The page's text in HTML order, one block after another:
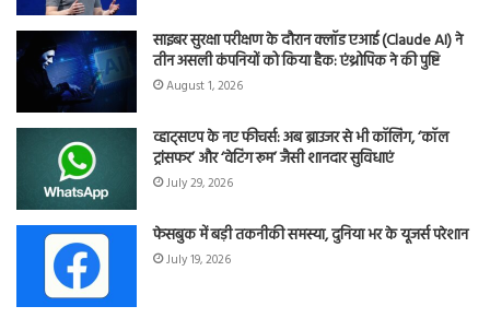
साइबर सुरक्षा परीक्षण के दौरान क्लॉड एआई (Claude AI) ने
तीन असली कंपनियों को किया हैक: एंथ्रोपिक ने की पुष्टि
August 1, 2026
व्हाट्सएप के नए फीचर्स: अब ब्राउजर से भी कॉलिंग, ‘कॉल
ट्रांसफर’ और ‘वेटिंग रूम’ जैसी शानदार सुविधाएं
July 29, 2026
फेसबुक में बड़ी तकनीकी समस्या, दुनिया भर के यूजर्स परेशान
July 19, 2026